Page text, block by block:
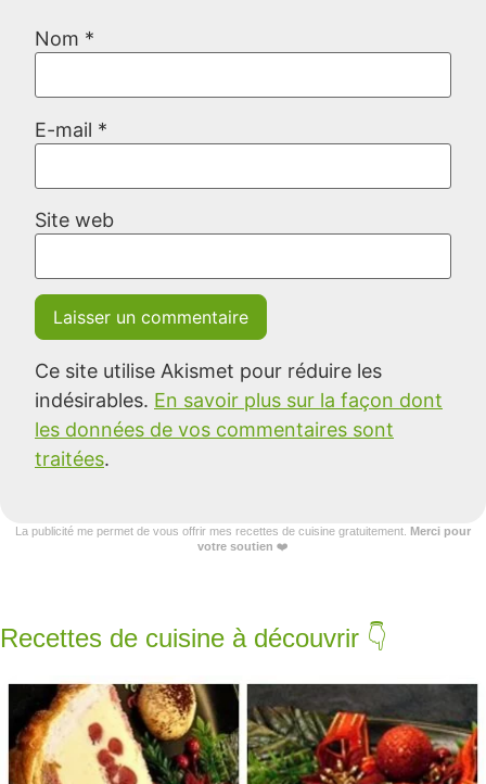
Nom *
E-mail *
Site web
Ce site utilise Akismet pour réduire les
indésirables. En savoir plus sur la façon dont
les données de vos commentaires sont
traitées.
La publicité me permet de vous offrir mes recettes de cuisine gratuitement.
Merci pour
votre soutien ❤️
Recettes de cuisine à découvrir 👇